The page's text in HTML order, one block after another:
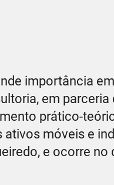
importância
em parceria
prático-
móveis e
e ocorre no